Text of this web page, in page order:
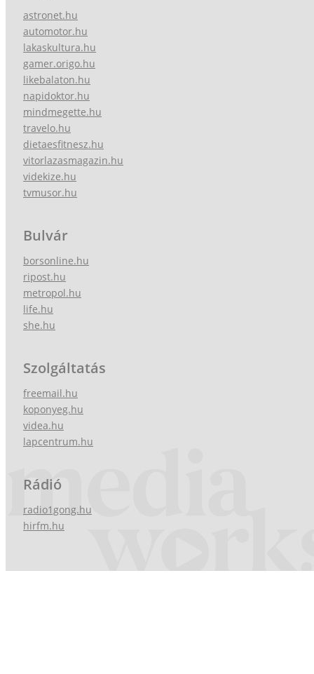
astronet.hu
automotor.hu
lakaskultura.hu
gamer.origo.hu
likebalaton.hu
napidoktor.hu
mindmegette.hu
travelo.hu
dietaesfitnesz.hu
vitorlazasmagazin.hu
videkize.hu
tvmusor.hu
Bulvár
borsonline.hu
ripost.hu
metropol.hu
life.hu
she.hu
Szolgáltatás
freemail.hu
koponyeg.hu
videa.hu
lapcentrum.hu
Rádió
radio1gong.hu
hirfm.hu